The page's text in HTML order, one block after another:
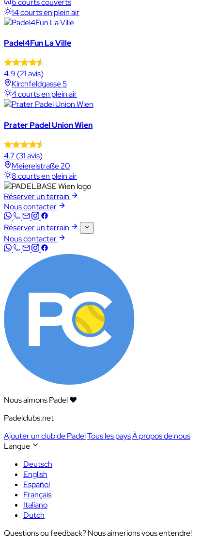
6 courts couverts
14 courts en plein air
Padel4Fun La Ville
4.9 (21 avis)
Kirchfeldgasse 5
4 courts en plein air
Prater Padel Union Wien
4.7(31 avis)
Meiereistraße 20
8 courts en plein air
Réserver un terrain
Nous contacter
Réserver un terrain
Nous contacter
Nous aimons Padel ❤️
Padelclubs.net
Ajouter un club de PadelTous les paysÀ propos de nous
Langue
Deutsch
English
Español
Français
Italiano
Dutch
Questions ou feedback? Nous aimerions vous entendre!